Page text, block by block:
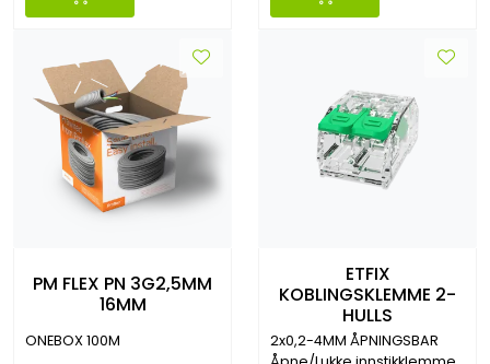
PM FLEX PN 3G2,5MM
16MM
ONEBOX 100M
ETFIX
KOBLINGSKLEMME 2-
HULLS
2x0,2-4MM ÅPNINGSBAR